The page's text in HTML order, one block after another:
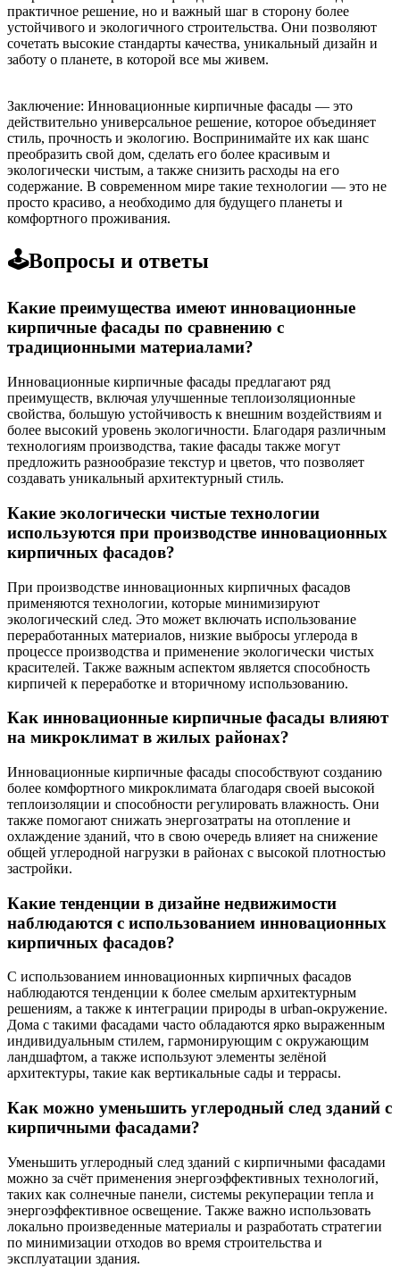
практичное решение, но и важный шаг в сторону более
устойчивого и экологичного строительства. Они позволяют
сочетать высокие стандарты качества, уникальный дизайн и
заботу о планете, в которой все мы живем.
Заключение: Инновационные кирпичные фасады — это
действительно универсальное решение, которое объединяет
стиль, прочность и экологию. Воспринимайте их как шанс
преобразить свой дом, сделать его более красивым и
экологически чистым, а также снизить расходы на его
содержание. В современном мире такие технологии — это не
просто красиво, а необходимо для будущего планеты и
комфортного проживания.
🕹️Вопросы и ответы
Какие преимущества имеют инновационные
кирпичные фасады по сравнению с
традиционными материалами?
Инновационные кирпичные фасады предлагают ряд
преимуществ, включая улучшенные теплоизоляционные
свойства, большую устойчивость к внешним воздействиям и
более высокий уровень экологичности. Благодаря различным
технологиям производства, такие фасады также могут
предложить разнообразие текстур и цветов, что позволяет
создавать уникальный архитектурный стиль.
Какие экологически чистые технологии
используются при производстве инновационных
кирпичных фасадов?
При производстве инновационных кирпичных фасадов
применяются технологии, которые минимизируют
экологический след. Это может включать использование
переработанных материалов, низкие выбросы углерода в
процессе производства и применение экологически чистых
красителей. Также важным аспектом является способность
кирпичей к переработке и вторичному использованию.
Как инновационные кирпичные фасады влияют
на микроклимат в жилых районах?
Инновационные кирпичные фасады способствуют созданию
более комфортного микроклимата благодаря своей высокой
теплоизоляции и способности регулировать влажность. Они
также помогают снижать энергозатраты на отопление и
охлаждение зданий, что в свою очередь влияет на снижение
общей углеродной нагрузки в районах с высокой плотностью
застройки.
Какие тенденции в дизайне недвижимости
наблюдаются с использованием инновационных
кирпичных фасадов?
С использованием инновационных кирпичных фасадов
наблюдаются тенденции к более смелым архитектурным
решениям, а также к интеграции природы в urban-окружение.
Дома с такими фасадами часто обладаются ярко выраженным
индивидуальным стилем, гармонирующим с окружающим
ландшафтом, а также используют элементы зелёной
архитектуры, такие как вертикальные сады и террасы.
Как можно уменьшить углеродный след зданий с
кирпичными фасадами?
Уменьшить углеродный след зданий с кирпичными фасадами
можно за счёт применения энергоэффективных технологий,
таких как солнечные панели, системы рекуперации тепла и
энергоэффективное освещение. Также важно использовать
локально произведенные материалы и разработать стратегии
по минимизации отходов во время строительства и
эксплуатации здания.